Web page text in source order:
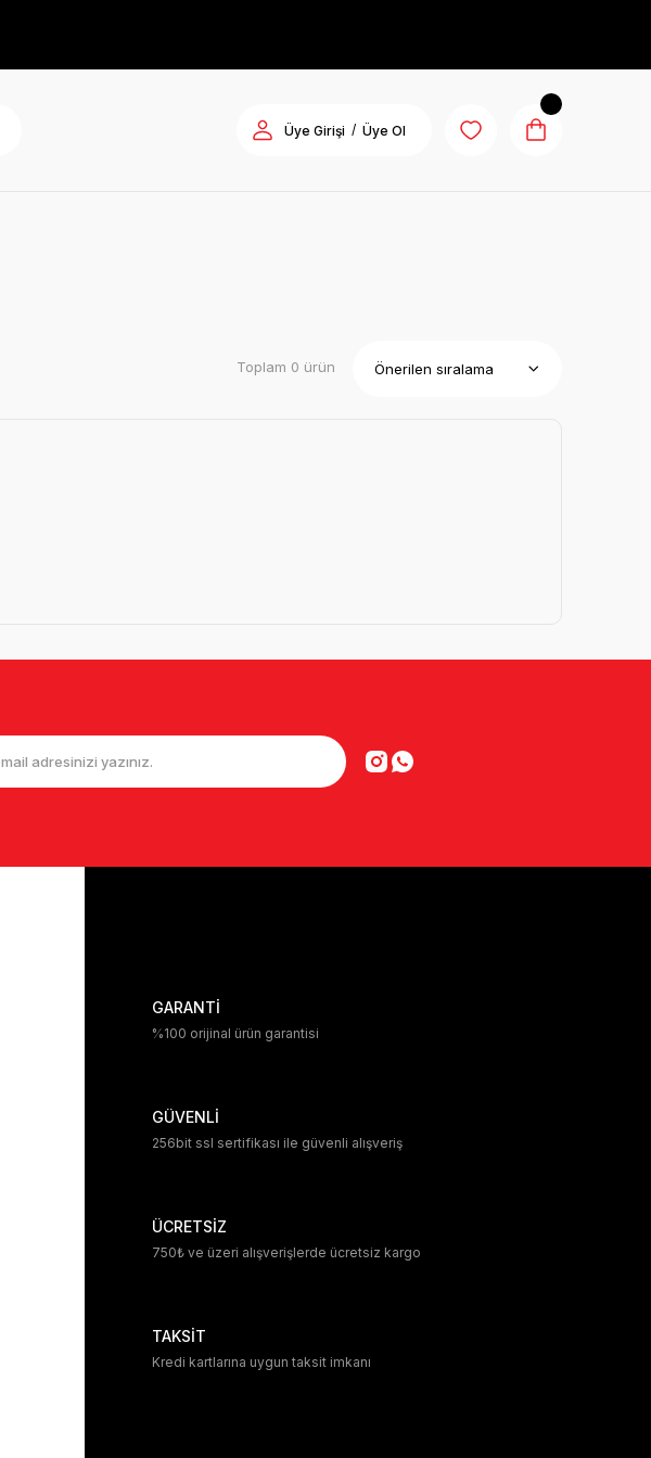
Üye Girişi / Üye Ol
Toplam 0 ürün
GARANTİ
%100 orijinal ürün garantisi
GÜVENLİ
256bit ssl sertifikası ile güvenli alışveriş
ÜCRETSİZ
750₺ ve üzeri alışverişlerde ücretsiz kargo
TAKSİT
Kredi kartlarına uygun taksit imkanı